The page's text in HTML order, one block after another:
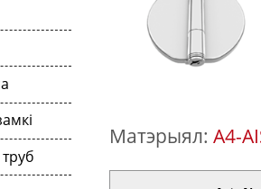
труб
Матэрыял: A4-